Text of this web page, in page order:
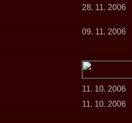
28. 11. 2006
09. 11. 2006
11. 10. 2006
11. 10. 2006